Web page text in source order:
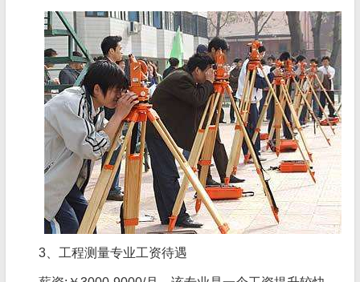
3、工程测量专业工资待遇